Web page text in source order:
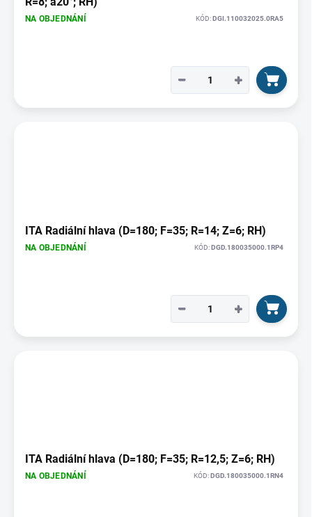
NA OBJEDNÁNÍ KÓD:DGI.110032025.0RA5
+
−
ITA Radiální hlava (D=180; F=35; R=14; Z=6; RH)
NA OBJEDNÁNÍ KÓD:DGD.180035000.1RP4
+
−
ITA Radiální hlava (D=180; F=35; R=12,5; Z=6; RH)
NA OBJEDNÁNÍ KÓD:DGD.180035000.1RN4